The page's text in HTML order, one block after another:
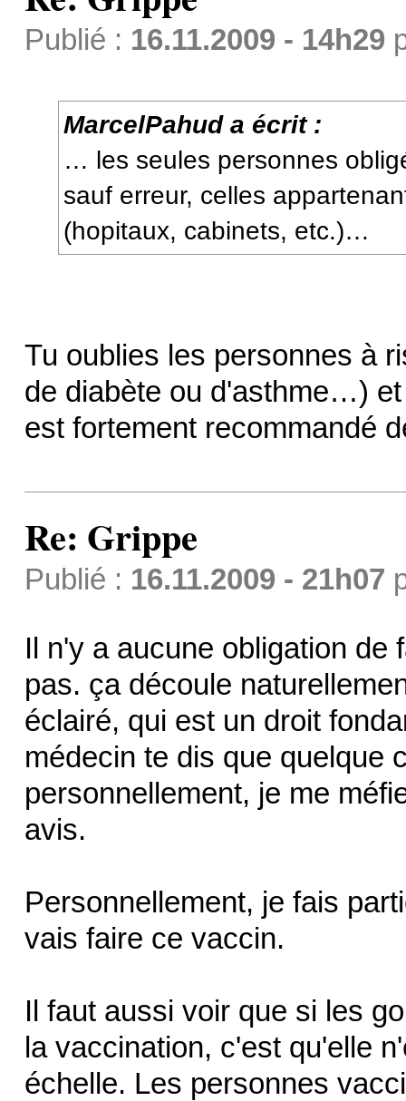
Publié : 16.11.2009 - 14h29
MarcelPahud a écrit :
… les seules personnes
sauf erreur, celles
(hopitaux, cabinets, etc.)…
Tu oublies les personnes à
de diabète ou d'asthme…)
est fortement recommandé
Re: Grippe
Publié : 16.11.2009 - 21h07
Il n'y a aucune obligation de
pas. ça découle
éclairé, qui est un droit
médecin te dis que quelque
personnellement, je me
avis.
Personnellement, je fais
vais faire ce vaccin.
Il faut aussi voir que si les
la vaccination, c'est qu'elle
échelle. Les personnes